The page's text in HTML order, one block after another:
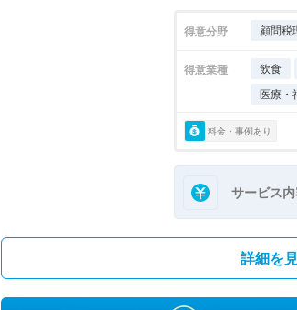
得意分野 顧問税
得意業種 飲食
医療・
料金・事例あり
サービス
詳細を